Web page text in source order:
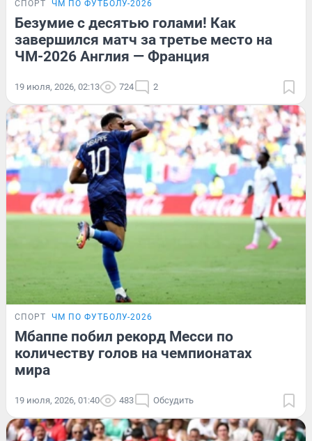
СПОРТ ЧМ ПО ФУТБОЛУ-2026
Безумие с десятью голами! Как
завершился матч за третье место на
ЧМ-2026 Англия — Франция
19 июля, 2026, 02:13 724 2
СПОРТ ЧМ ПО ФУТБОЛУ-2026
Мбаппе побил рекорд Месси по
количеству голов на чемпионатах
мира
19 июля, 2026, 01:40 483 Обсудить